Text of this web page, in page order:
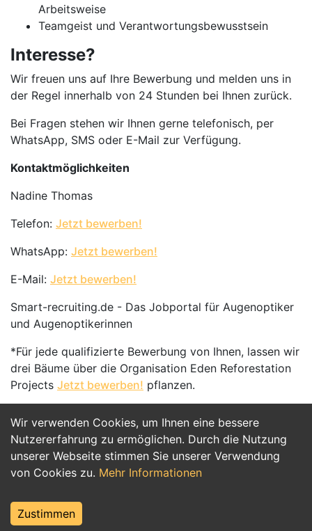
Wir verwenden Cookies, um Ihnen eine bessere
Nutzererfahrung zu ermöglichen. Durch die Nutzung
unserer Webseite stimmen Sie unserer Verwendung
von Cookies zu. Mehr Informationen
Zustimmen
Arbeitsweise
Teamgeist und Verantwortungsbewusstsein
Interesse?
Wir freuen uns auf Ihre Bewerbung und melden uns in
der Regel innerhalb von 24 Stunden bei Ihnen zurück.
Bei Fragen stehen wir Ihnen gerne telefonisch, per
WhatsApp, SMS oder E-Mail zur Verfügung.
Kontaktmöglichkeiten
Nadine Thomas
Telefon: Jetzt bewerben!
WhatsApp: Jetzt bewerben!
E-Mail: Jetzt bewerben!
Smart-recruiting.de - Das Jobportal für Augenoptiker
und Augenoptikerinnen
*Für jede qualifizierte Bewerbung von Ihnen, lassen wir
drei Bäume über die Organisation Eden Reforestation
Projects Jetzt bewerben! pflanzen.
Jetzt Bewerben